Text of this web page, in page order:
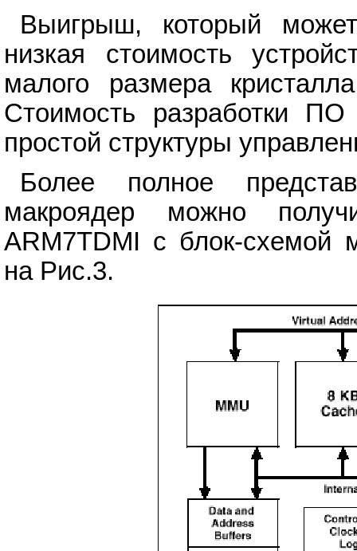
Выигрыш, который
низкая стоимость
малого размера
Стоимость разработки
простой структуры
Более полное
макроядер можно
ARM7TDMI с блок-схемой
на Рис.3.